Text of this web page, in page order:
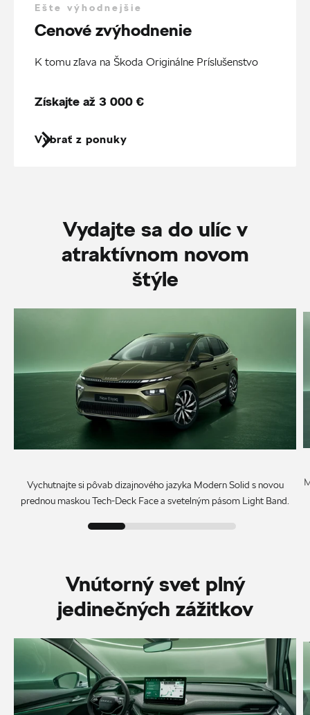
Ešte výhodnejšie
Cenové zvýhodnenie
K tomu zľava na Škoda Originálne Príslušenstvo
Získajte až 3 000 €
Vybrať z ponuky
Vydajte sa do ulíc v
atraktívnom novom
štýle
Vychutnajte si pôvab dizajnového jazyka Modern Solid s novou
prednou maskou Tech-Deck Face a svetelným pásom Light Band.
Vnútorný svet plný
jedinečných zážitkov